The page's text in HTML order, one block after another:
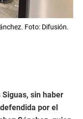
Foto: Difusión.
sin haber
por el